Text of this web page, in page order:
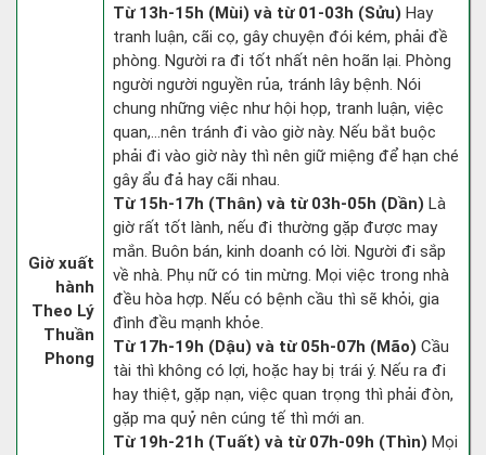
Giờ xuất
hành
Theo Lý
Thuần
Phong
Từ 13h-15h (Mùi) và từ 01-03h (Sửu) Hay
tranh luận, cãi cọ, gây chuyện đói kém, phải đề
phòng. Người ra đi tốt nhất nên hoãn lại. Phòng
người người nguyền rủa, tránh lây bệnh. Nói
chung những việc như hội họp, tranh luận, việc
quan,…nên tránh đi vào giờ này. Nếu bắt buộc
phải đi vào giờ này thì nên giữ miệng để hạn ché
gây ẩu đả hay cãi nhau.
Từ 15h-17h (Thân) và từ 03h-05h (Dần) Là
giờ rất tốt lành, nếu đi thường gặp được may
mắn. Buôn bán, kinh doanh có lời. Người đi sắp
về nhà. Phụ nữ có tin mừng. Mọi việc trong nhà
đều hòa hợp. Nếu có bệnh cầu thì sẽ khỏi, gia
đình đều mạnh khỏe.
Từ 17h-19h (Dậu) và từ 05h-07h (Mão) Cầu
tài thì không có lợi, hoặc hay bị trái ý. Nếu ra đi
hay thiệt, gặp nạn, việc quan trọng thì phải đòn,
gặp ma quỷ nên cúng tế thì mới an.
Từ 19h-21h (Tuất) và từ 07h-09h (Thìn) Mọi